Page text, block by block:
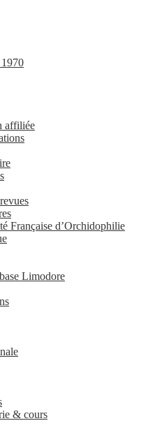
affiliée
Française d’Orchidophilie
Limodore
& cours